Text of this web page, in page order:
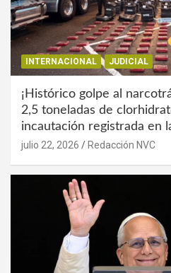
INTERNACIONAL JUDICIAL
¡Histórico golpe al
2,5 toneladas de
incautación registrada en
julio 22, 2026 Redacción NVC